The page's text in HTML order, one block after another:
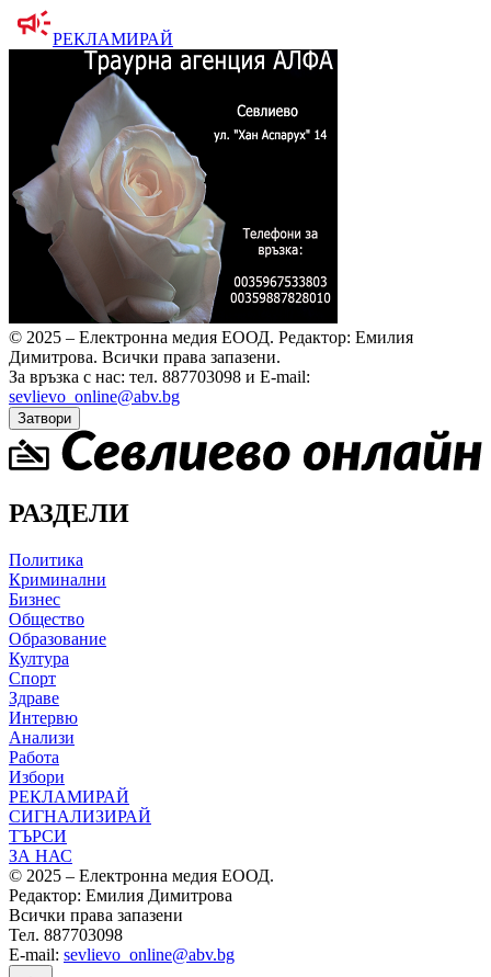
РЕКЛАМИРАЙ
© 2025 – Електронна медия ЕООД. Редактор: Емилия
Димитрова. Всички права запазени.
За връзка с нас: тел. 887703098 и E-mail:
sevlievo_online@abv.bg
Затвори
РАЗДЕЛИ
Политика
Криминални
Бизнес
Общество
Образование
Култура
Спорт
Здраве
Интервю
Анализи
Работа
Избори
РЕКЛАМИРАЙ
СИГНАЛИЗИРАЙ
ТЪРСИ
ЗА НАС
© 2025 – Електронна медия ЕООД.
Редактор: Емилия Димитрова
Всички права запазени
Тел. 887703098
E-mail: sevlievo_online@abv.bg